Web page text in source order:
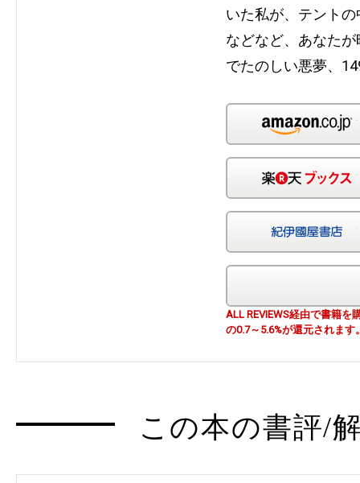
いた私が、テント
などなど、あなた
でたのしい悪夢、
ALL REVIEWS経由で書籍
の0.7～5.6%が還元されます
この本の書評/